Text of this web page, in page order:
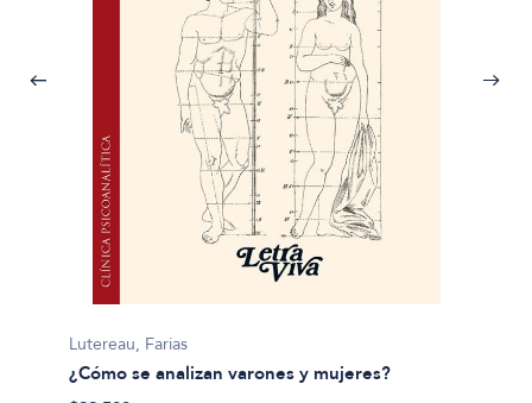
Lutereau, Farias
¿Cómo se analizan varones y mujeres?